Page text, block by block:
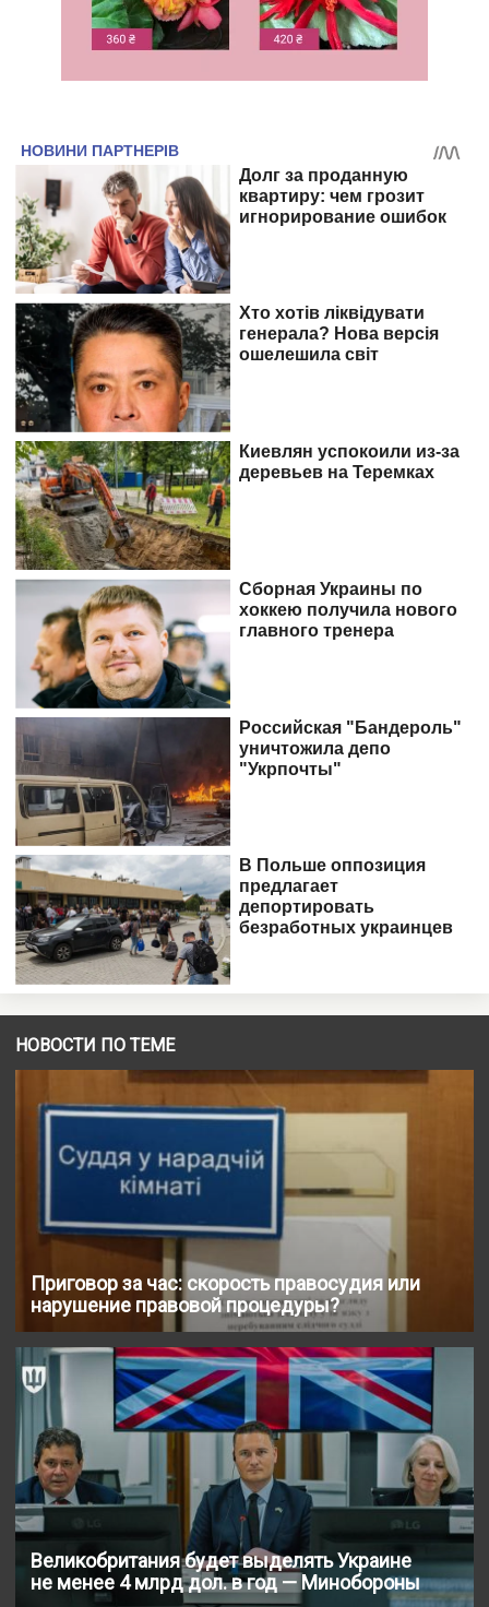
НОВОСТИ ПО ТЕМЕ
Приговор за час: скорость правосудия или
нарушение правовой процедуры?
Великобритания будет выделять Украине
не менее 4 млрд дол. в год — Минобороны